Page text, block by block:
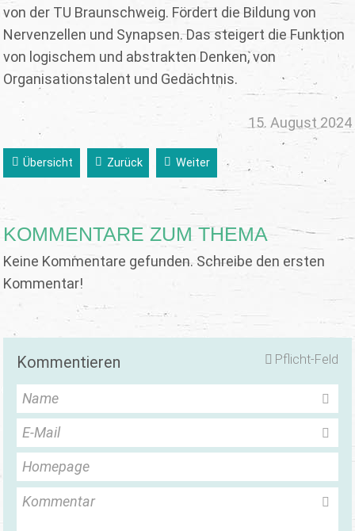
von der TU Braunschweig. Fördert die Bildung von
Nervenzellen und Synapsen. Das steigert die Funktion
von logischem und abstrakten Denken, von
Organisationstalent und Gedächtnis.
15. August 2024
Übersicht Zurück Weiter
KOMMENTARE ZUM THEMA
Keine Kommentare gefunden. Schreibe den ersten
Kommentar!
Pflicht-Feld
Kommentieren
Name
E-Mail
Homepage
Kommentar